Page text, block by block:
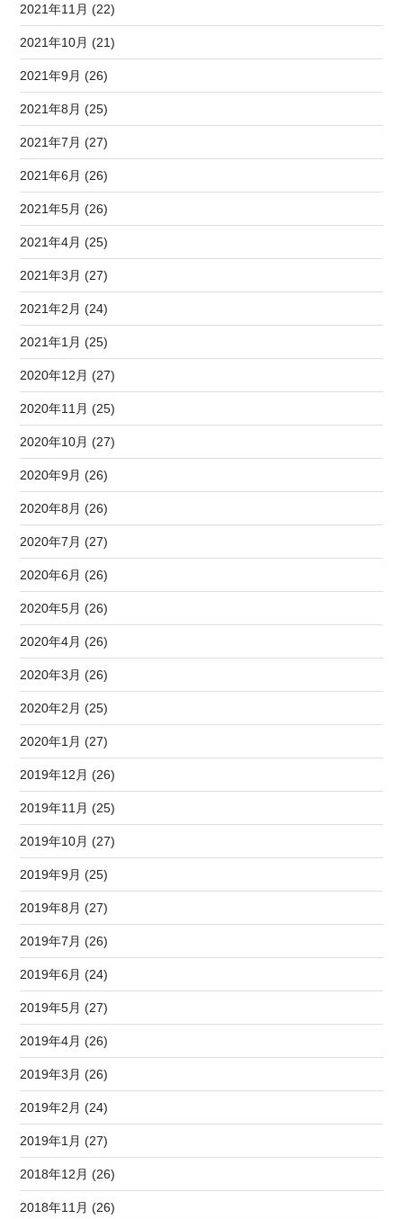
2021年11月 (22)
2021年10月 (21)
2021年9月 (26)
2021年8月 (25)
2021年7月 (27)
2021年6月 (26)
2021年5月 (26)
2021年4月 (25)
2021年3月 (27)
2021年2月 (24)
2021年1月 (25)
2020年12月 (27)
2020年11月 (25)
2020年10月 (27)
2020年9月 (26)
2020年8月 (26)
2020年7月 (27)
2020年6月 (26)
2020年5月 (26)
2020年4月 (26)
2020年3月 (26)
2020年2月 (25)
2020年1月 (27)
2019年12月 (26)
2019年11月 (25)
2019年10月 (27)
2019年9月 (25)
2019年8月 (27)
2019年7月 (26)
2019年6月 (24)
2019年5月 (27)
2019年4月 (26)
2019年3月 (26)
2019年2月 (24)
2019年1月 (27)
2018年12月 (26)
2018年11月 (26)